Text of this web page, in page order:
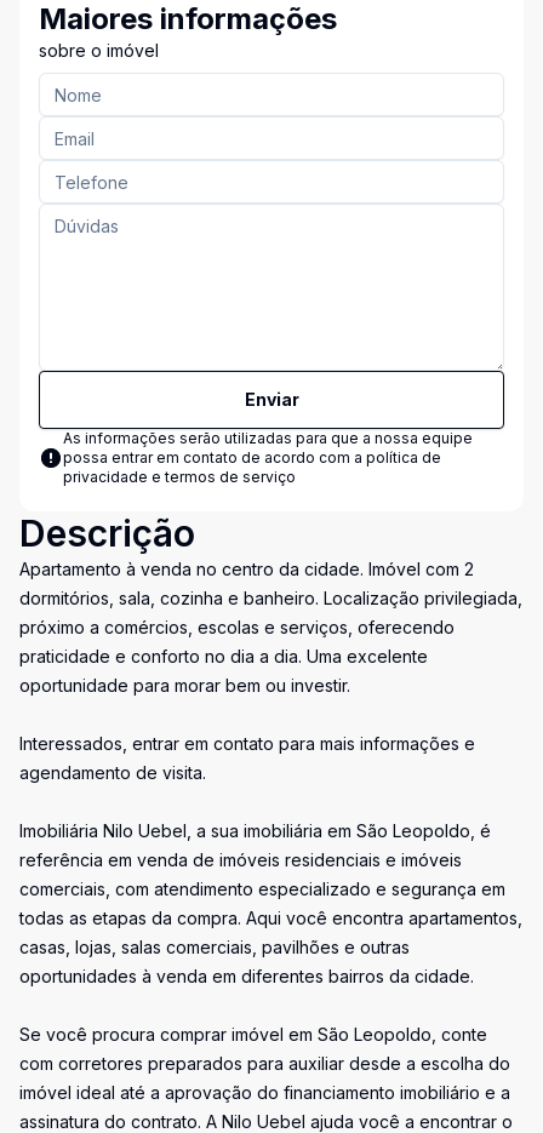
Maiores informações
sobre o imóvel
Enviar
As informações serão utilizadas para que a nossa equipe
possa entrar em contato de acordo com a política de
privacidade e termos de serviço
Descrição
Apartamento à venda no centro da cidade. Imóvel com 2
dormitórios, sala, cozinha e banheiro. Localização privilegiada,
próximo a comércios, escolas e serviços, oferecendo
praticidade e conforto no dia a dia. Uma excelente
oportunidade para morar bem ou investir.
Interessados, entrar em contato para mais informações e
agendamento de visita.
Imobiliária Nilo Uebel, a sua imobiliária em São Leopoldo, é
referência em venda de imóveis residenciais e imóveis
comerciais, com atendimento especializado e segurança em
todas as etapas da compra. Aqui você encontra apartamentos,
casas, lojas, salas comerciais, pavilhões e outras
oportunidades à venda em diferentes bairros da cidade.
Se você procura comprar imóvel em São Leopoldo, conte
com corretores preparados para auxiliar desde a escolha do
imóvel ideal até a aprovação do financiamento imobiliário e a
assinatura do contrato. A Nilo Uebel ajuda você a encontrar o